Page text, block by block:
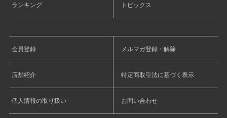
ランキング トピックス
会員登録 メルマガ登録・解除
店舗紹介 特定商取引法に基づく表示
個人情報の取り扱い お問い合わせ